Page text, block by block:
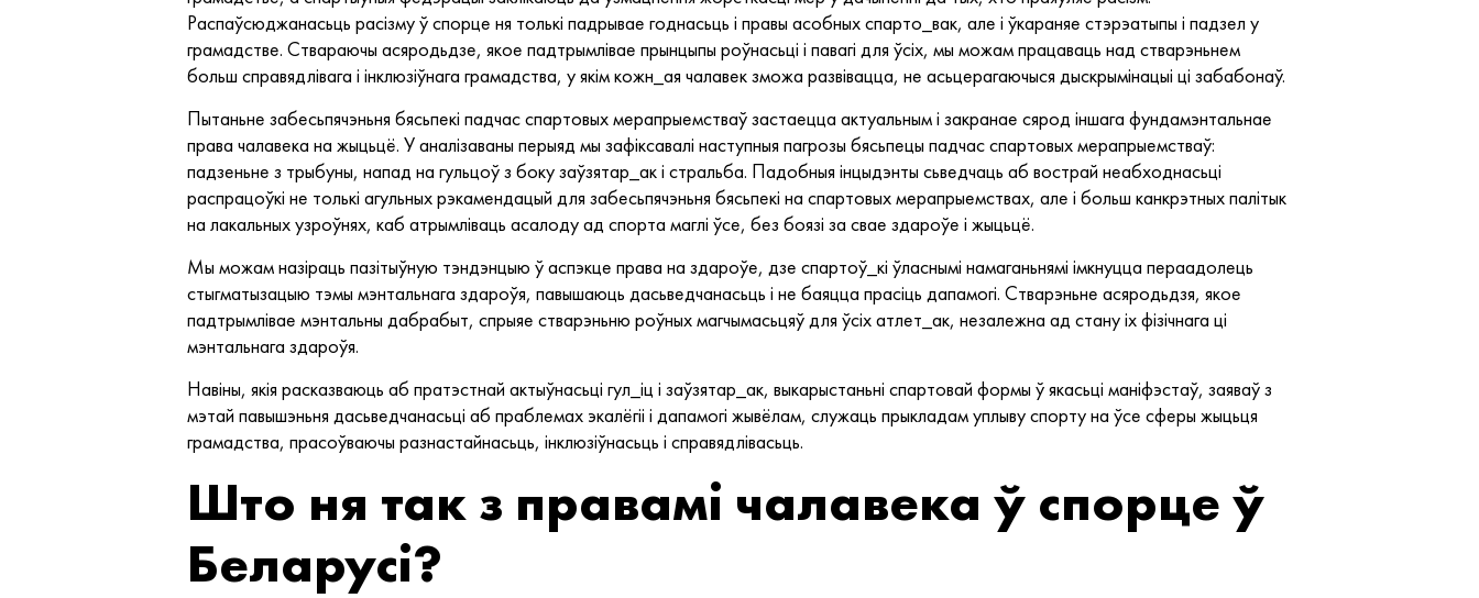
Распаўсюджанасьць расізму ў спорце ня толькі падрывае годнасьць і правы асобных спарто_вак, але і ўкараняе стэрэатыпы і падзел у
грамадстве. Ствараючы асяродьдзе, якое падтрымлівае прынцыпы роўнасьці і павагі для ўсіх, мы можам працаваць над стварэньнем
больш справядлівага і інклюзіўнага грамадства, у якім кожн_ая чалавек зможа развівацца, не асьцерагаючыся дыскрымінацыі ці забабонаў.
Пытаньне забесьпячэньня бясьпекі падчас спартовых мерапрыемстваў застаецца актуальным і закранае сярод іншага фундамэнтальнае
права чалавека на жыцьцё. У аналізаваны перыяд мы зафіксавалі наступныя пагрозы бясьпецы падчас спартовых мерапрыемстваў:
падзеньне з трыбуны, напад на гульцоў з боку заўзятар_ак і стральба. Падобныя інцыдэнты сьведчаць аб вострай неабходнасьці
распрацоўкі не толькі агульных рэкамендацый для забесьпячэньня бясьпекі на спартовых мерапрыемствах, але і больш канкрэтных палітык
на лакальных узроўнях, каб атрымліваць асалоду ад спорта маглі ўсе, без боязі за свае здароўе і жыцьцё.
Мы можам назіраць пазітыўную тэндэнцыю ў аспэкце права на здароўе, дзе спартоў_кі ўласнымі намаганьнямі імкнуцца пераадолець
стыгматызацыю тэмы мэнтальнага здароўя, павышаюць дасьведчанасьць і не баяцца прасіць дапамогі. Стварэньне асяродьдзя, якое
падтрымлівае мэнтальны дабрабыт, спрыяе стварэньню роўных магчымасьцяў для ўсіх атлет_ак, незалежна ад стану іх фізічнага ці
мэнтальнага здароўя.
Навіны, якія расказваюць аб пратэстнай актыўнасьці гул_іц і заўзятар_ак, выкарыстаньні спартовай формы ў якасьці маніфэстаў, заяваў з
мэтай павышэньня дасьведчанасьці аб праблемах экалёгіі і дапамогі жывёлам, служаць прыкладам уплыву спорту на ўсе сферы жыцьця
грамадства, прасоўваючы разнастайнасьць, інклюзіўнасьць і справядлівасьць.
Што ня так з правамі чалавека ў спорце ў
Беларусі?